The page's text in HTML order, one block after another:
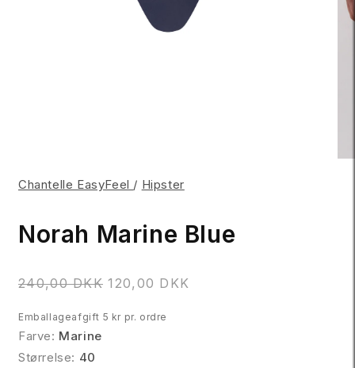
Chantelle EasyFeel / Hipster
Norah Marine Blue
N
r
m
a
240,00 DKK 120,00 DKK
Emballageafgift 5 kr pr. ordre
Farve: Marine
Størrelse: 40